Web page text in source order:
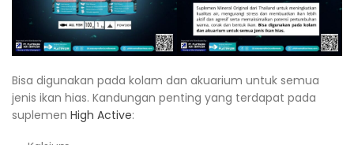
Bisa digunakan pada kolam dan akuarium untuk semua
jenis ikan hias. Kandungan penting yang terdapat pada
suplemen High Active: